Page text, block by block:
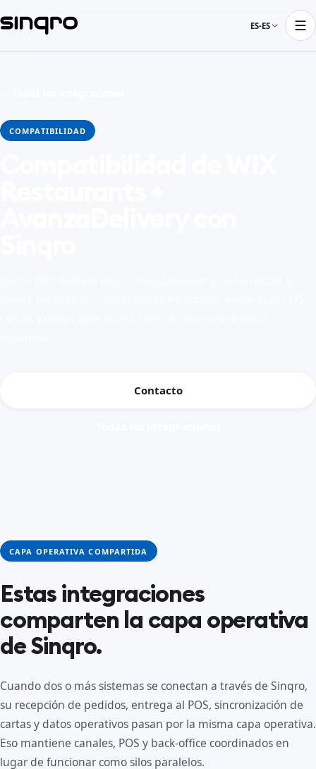
ES-ES
COMPATIBILIDAD
Contacto
CAPA OPERATIVA COMPARTIDA
Estas integraciones
comparten la capa operativa
de Sinqro.
Cuando dos o más sistemas se conectan a través de Sinqro,
su recepción de pedidos, entrega al POS, sincronización de
cartas y datos operativos pasan por la misma capa operativa.
Eso mantiene canales, POS y back-office coordinados en
lugar de funcionar como silos paralelos.